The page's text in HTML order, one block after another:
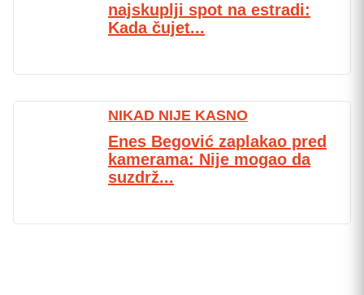
najskuplji spot na estradi:
Kada čujet...
NIKAD NIJE KASNO
Enes Begović zaplakao pred
kamerama: Nije mogao da
suzdrž...